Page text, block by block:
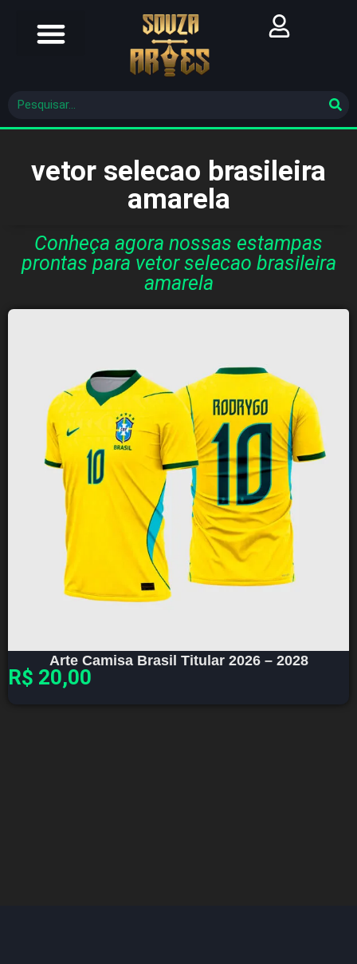
vetor selecao brasileira
amarela
Conheça agora nossas estampas
prontas para vetor selecao brasileira
amarela
Arte Camisa Brasil Titular 2026 – 2028
R$ 20,00